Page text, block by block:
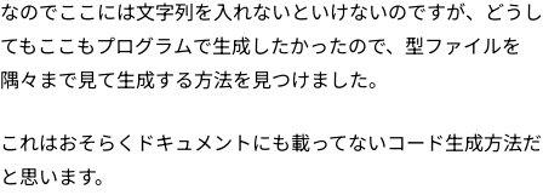
なのでここには文字列を入れないといけないのですが、どうし
てもここもプログラムで生成したかったので、型ファイルを
隅々まで見て生成する方法を見つけました。
これはおそらくドキュメントにも載ってないコード生成方法だ
と思います。